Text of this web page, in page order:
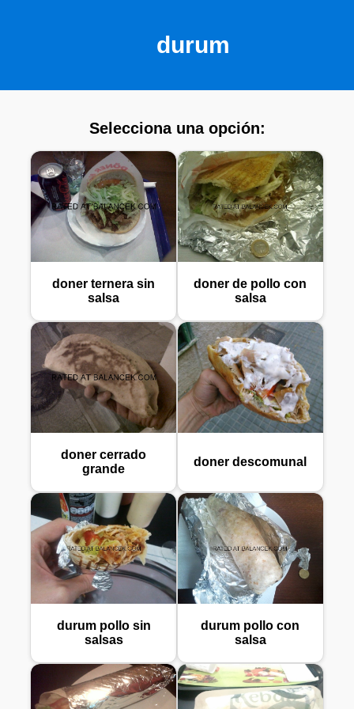
durum
Selecciona una opción:
doner ternera sin
salsa
doner de pollo con
salsa
doner cerrado
grande
doner descomunal
durum pollo sin
salsas
durum pollo con
salsa